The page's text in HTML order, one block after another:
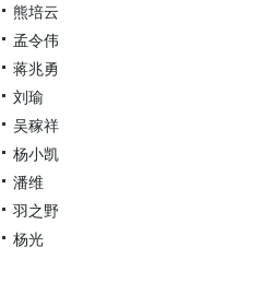
熊培云
孟令伟
蒋兆勇
刘瑜
吴稼祥
杨小凯
潘维
羽之野
杨光